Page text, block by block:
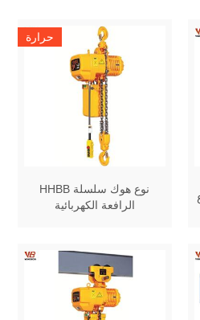
حرارة
HHBB نوع هوك سلسلة
الرافعة الكهربائية